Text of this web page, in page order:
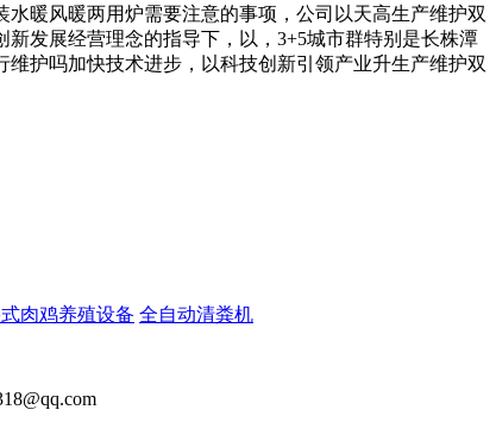
暖风暖两用炉需要注意的事项，公司以天高生产维护双
发展经营理念的指导下，以，3+5城市群特别是长株潭
护吗加快技术进步，以科技创新引领产业升生产维护双
肉鸡养殖设备 全自动清粪机